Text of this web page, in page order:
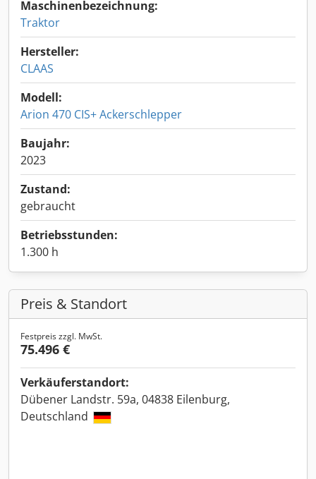
Maschinenbezeichnung:
Traktor
Hersteller:
CLAAS
Modell:
Arion 470 CIS+ Ackerschlepper
Baujahr:
2023
Zustand:
gebraucht
Betriebsstunden:
1.300 h
Preis & Standort
Festpreis zzgl. MwSt.
75.496 €
Verkäuferstandort:
Dübener Landstr. 59a, 04838 Eilenburg,
Deutschland